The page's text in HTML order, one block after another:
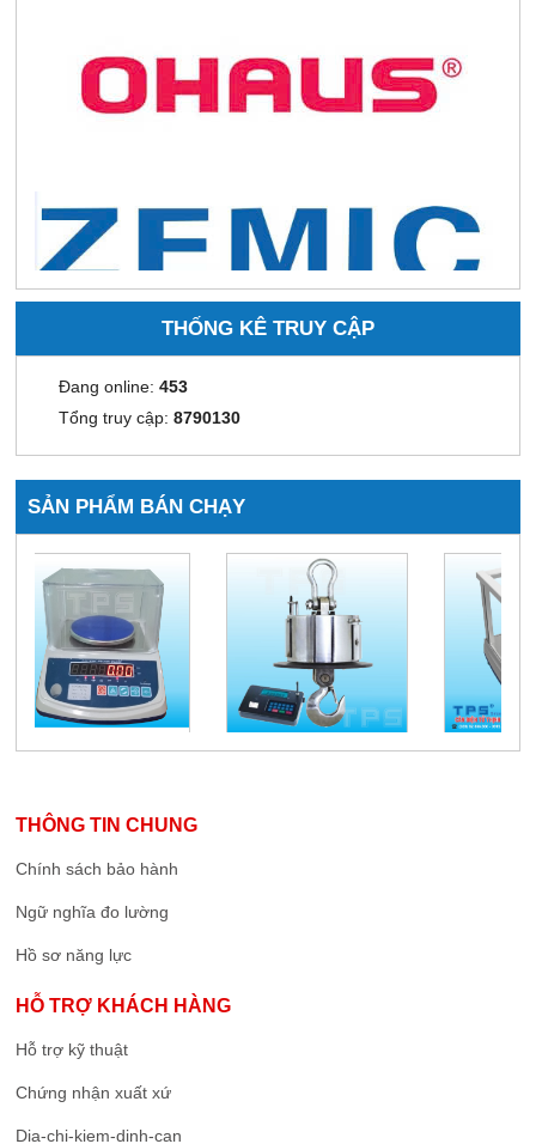
THỐNG KÊ TRUY CẬP
Đang online:453
Tổng truy cập:8790130
SẢN PHẨM BÁN CHẠY
THÔNG TIN CHUNG
Chính sách bảo hành
Ngữ nghĩa đo lường
Hồ sơ năng lực
HỖ TRỢ KHÁCH HÀNG
Hỗ trợ kỹ thuật
Chứng nhận xuất xứ
Dia-chi-kiem-dinh-can